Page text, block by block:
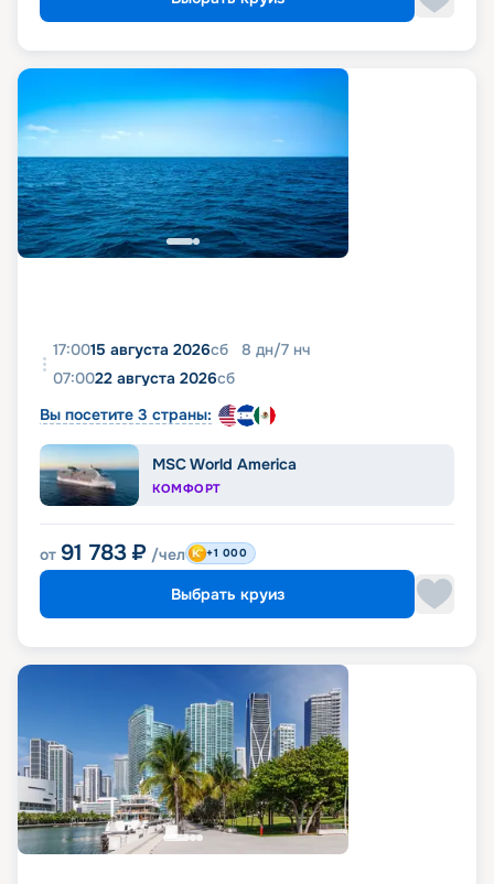
17:0015 августа 2026сб 8 дн/7 нч
07:0022 августа 2026сб
Вы посетите 3 страны:
MSC World America
КОМФОРТ
от 91 783 ₽ /чел +1 000
Выбрать круиз